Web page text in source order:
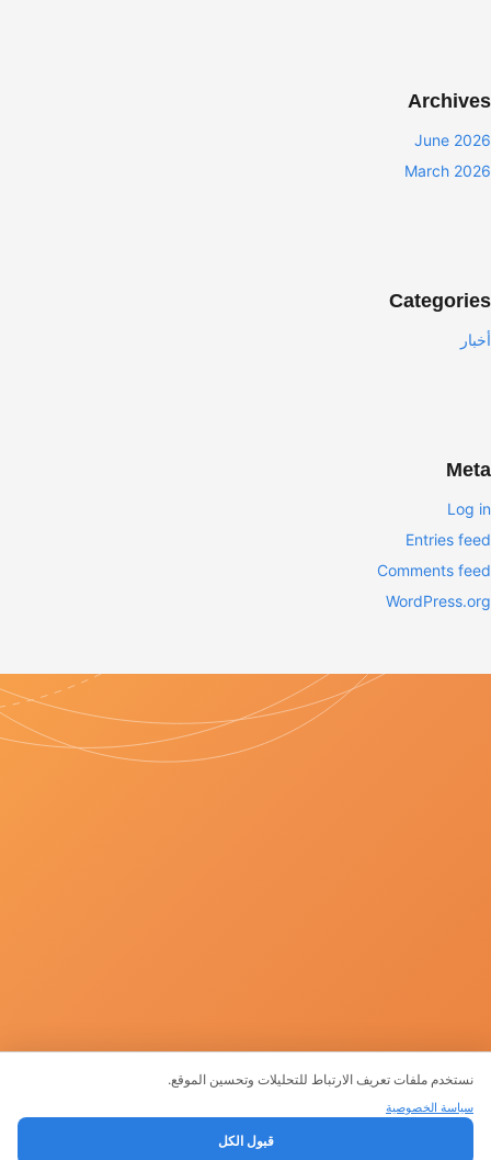
نستخدم ملفات تعريف الارتباط للتحليلات وتحسين الموقع.
سياسة الخصوصية
قبول الكل
Archives
June 2026
March 2026
Categories
أخبار
Meta
Log in
Entries feed
Comments feed
WordPress.org
المنتجات
التالي